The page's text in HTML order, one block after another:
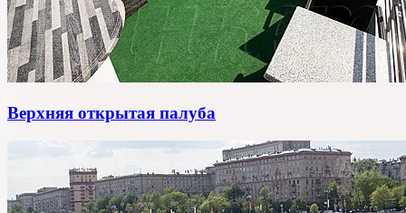
Верхняя открытая палуба